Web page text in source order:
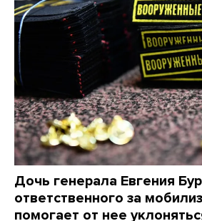
Дочь генерала Евгения
ответственного за
помогает от нее